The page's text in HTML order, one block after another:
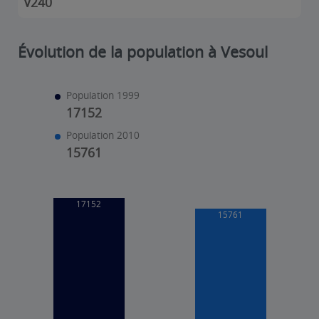
Évolution de la population à Vesoul
Population 1999
17152
Population 2010
15761